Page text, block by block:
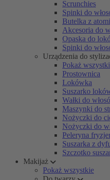
Scrunchies
Spinki do
Butelka z
Akcesoria do
Opaska do
Spinki do
Urządzenia do
Pokaż
Prostownica
Lokówka
Suszarko
Wałki do
Maszynki do
Nożyczki do
Nożyczki do
Peleryna
Suszarka z
Szczotko
Makijaż
Pokaż wszystkie